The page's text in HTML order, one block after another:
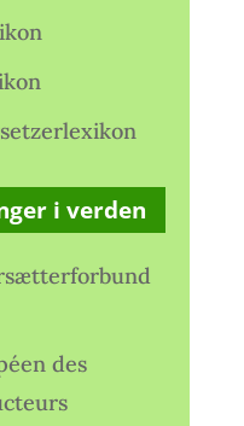
i verden
des